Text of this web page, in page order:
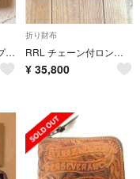
新品*RRL*カモ ジップ ウォレット*財布* ダブルアールエル
折り財布
RRL チェーン付ロングウォレット
¥ 35,800